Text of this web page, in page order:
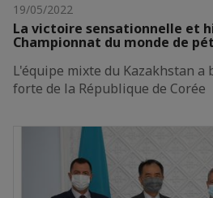
19/05/2022
La victoire sensationnelle et
Championnat du monde de
L'équipe mixte du Kazakhstan
forte de la République de Corée